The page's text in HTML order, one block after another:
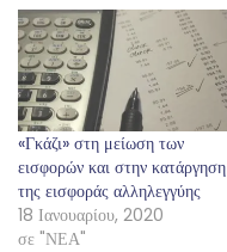
«Γκάζι» στη μείωση των
εισφορών και στην κατάργηση
της εισφοράς αλληλεγγύης
18 Ιανουαρίου, 2020
σε "ΝΕΑ"